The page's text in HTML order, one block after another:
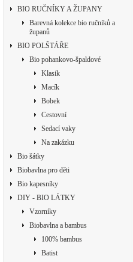
BIO RUČNÍKY A ŽUPANY
Barevná kolekce bio ručníků a
županů
BIO POLŠTÁŘE
Bio pohankovo-špaldové
Klasik
Macík
Bobek
Cestovní
Sedací vaky
Na zakázku
Bio šátky
Biobavlna pro děti
Bio kapesníky
DIY - BIO LÁTKY
Vzorníky
Biobavlna a bambus
100% bambus
Batist